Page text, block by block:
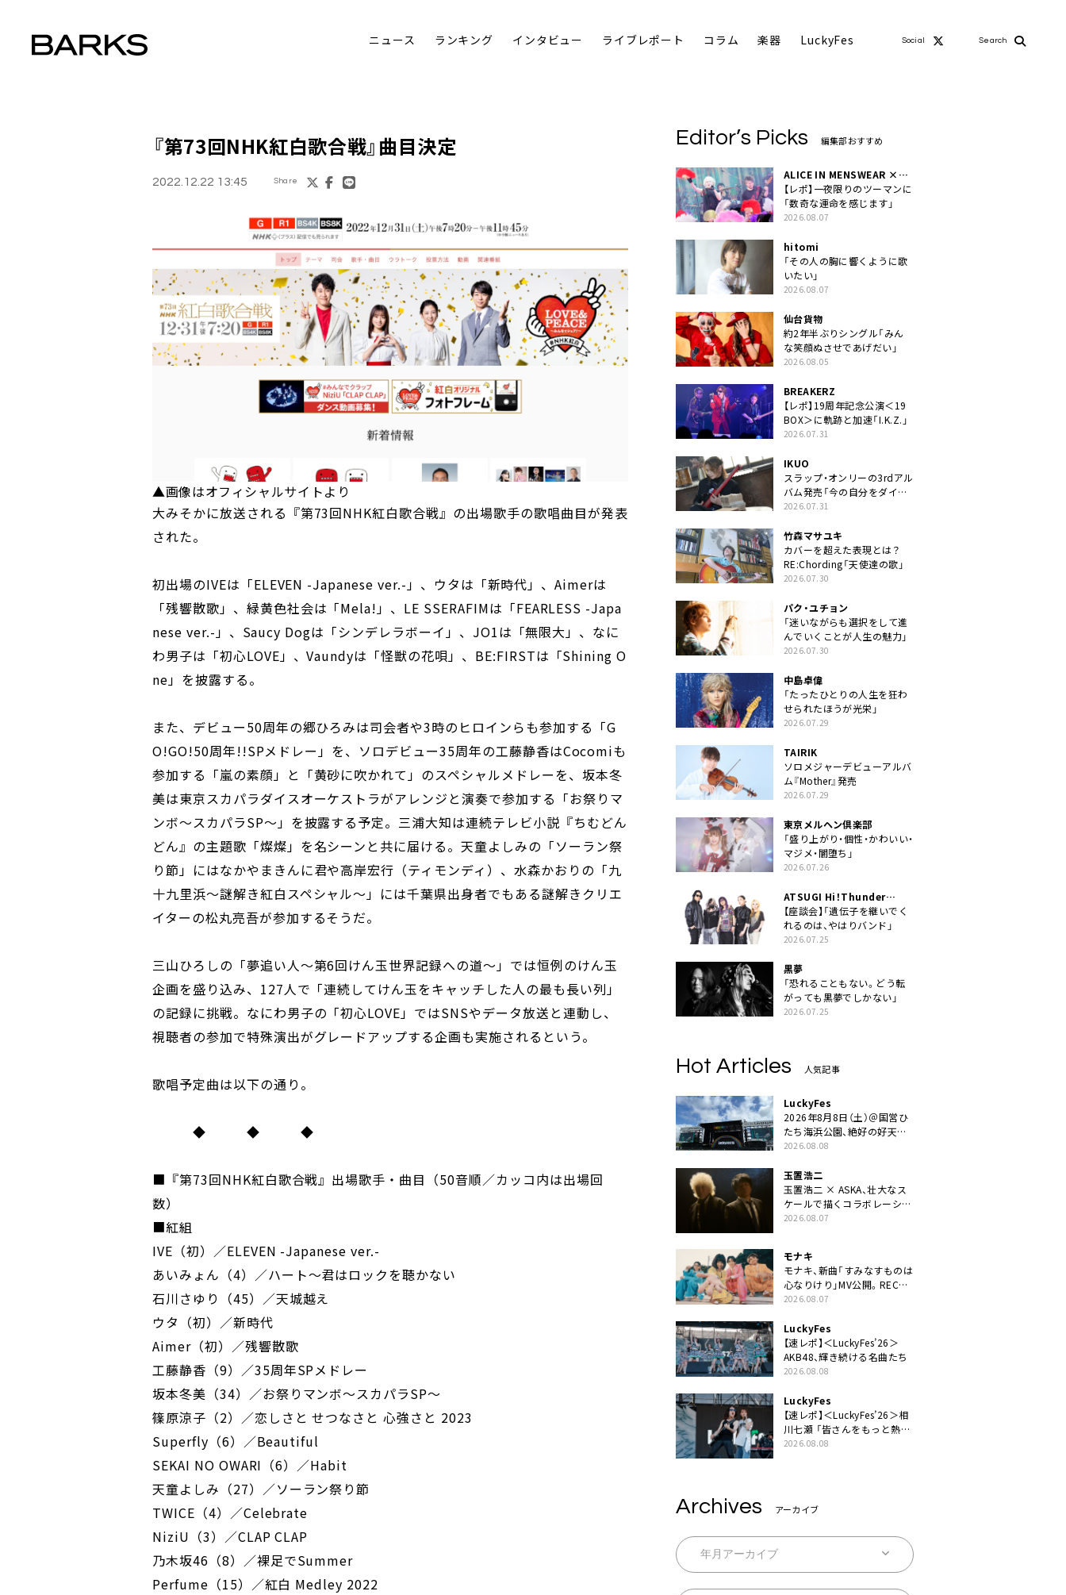
ニュース ランキング インタビュー ライブレポート コラム 楽器 LuckyFes Social Search
『第73回NHK紅白歌合戦』曲目決定
2022.12.22 13:45 Share
▲画像はオフィシャルサイトより
大みそかに放送される『第73回NHK紅白歌合戦』の出場歌手の歌唱曲目が発表
された。
初出場のIVEは「ELEVEN -Japanese ver.-」、ウタは「新時代」、Aimerは
「残響散歌」、緑黄色社会は「Mela!」、LE SSERAFIMは「FEARLESS -Japa
nese ver.-」、Saucy Dogは「シンデレラボーイ」、JO1は「無限大」、なに
わ男子は「初心LOVE」、Vaundyは「怪獣の花唄」、BE:FIRSTは「Shining O
ne」を披露する。
また、デビュー50周年の郷ひろみは司会者や3時のヒロインらも参加する「G
O!GO!50周年!!SPメドレー」を、ソロデビュー35周年の工藤静香はCocomiも
参加する「嵐の素顔」と「黄砂に吹かれて」のスペシャルメドレーを、坂本冬
美は東京スカパラダイスオーケストラがアレンジと演奏で参加する「お祭りマ
ンボ～スカパラSP～」を披露する予定。三浦大知は連続テレビ小説『ちむどん
どん』の主題歌「燦燦」を名シーンと共に届ける。天童よしみの「ソーラン祭
り節」にはなかやまきんに君や高岸宏行（ティモンディ）、水森かおりの「九
十九里浜～謎解き紅白スペシャル～」には千葉県出身者でもある謎解きクリエ
イターの松丸亮吾が参加するそうだ。
三山ひろしの「夢追い人～第6回けん玉世界記録への道～」では恒例のけん玉
企画を盛り込み、127人で「連続してけん玉をキャッチした人の最も長い列」
の記録に挑戦。なにわ男子の「初心LOVE」ではSNSやデータ放送と連動し、
視聴者の参加で特殊演出がグレードアップする企画も実施されるという。
歌唱予定曲は以下の通り。
◆ ◆ ◆
■『第73回NHK紅白歌合戦』出場歌手・曲目（50音順／カッコ内は出場回
数）
■紅組
IVE（初）／ELEVEN -Japanese ver.-
あいみょん（4）／ハート～君はロックを聴かない
石川さゆり（45）／天城越え
ウタ（初）／新時代
Aimer（初）／残響散歌
工藤静香（9）／35周年SPメドレー
坂本冬美（34）／お祭りマンボ～スカパラSP～
篠原涼子（2）／恋しさと せつなさと 心強さと 2023
Superfly（6）／Beautiful
SEKAI NO OWARI（6）／Habit
天童よしみ（27）／ソーラン祭り節
TWICE（4）／Celebrate
NiziU（3）／CLAP CLAP
乃木坂46（8）／裸足でSummer
Perfume（15）／紅白 Medley 2022
Editor’s Picks 編集部おすすめ
ALICE IN MENSWEAR ×
MASCHERA
【レポ】一夜限りのツーマンに
「数奇な運命を感じます」
2026.08.07
hitomi
「その人の胸に響くように歌
いたい」
2026.08.07
仙台貨物
約2年半ぶりシングル「みん
な笑顔ぬさせであげだい」
2026.08.05
BREAKERZ
【レポ】19周年記念公演＜19
BOX＞に軌跡と加速「I.K.Z.」
2026.07.31
IKUO
スラップ・オンリーの3rdアル
バム発売「今の自分をダイレ
クトに」
2026.07.31
竹森マサユキ
カバーを超えた表現とは？
RE:Chording「天使達の歌」
2026.07.30
パク・ユチョン
「迷いながらも選択をして進
んでいくことが人生の魅力」
2026.07.30
中島卓偉
「たったひとりの人生を狂わ
せられたほうが光栄」
2026.07.29
TAIRIK
ソロメジャーデビューアルバ
ム『Mother』発売
2026.07.29
東京メルヘン倶楽部
「盛り上がり・個性・かわいい・
マジメ・闇堕ち」
2026.07.26
ATSUGI Hi！Thunder
Rock Festival
【座談会】「遺伝子を継いでく
れるのは、やはりバンド」
2026.07.25
黒夢
「恐れることもない。どう転
がっても黒夢でしかない」
2026.07.25
Hot Articles 人気記事
LuckyFes
2026年8月8日（土）＠国営ひ
たち海浜公園、絶好の好天の
中＜LuckyFes’26＞開幕
2026.08.08
玉置浩二
玉置浩二 × ASKA、壮大なス
ケールで描くコラボレーショ
ン曲「音銀河」リリース決定。
2026.08.07
モナキ
モナキ、新曲「すみなすものは
心なりけり」MV公開。RECの
ギターにEvery Little Thing・
2026.08.07
LuckyFes
【速レポ】＜LuckyFes’26＞
AKB48、輝き続ける名曲たち
2026.08.08
LuckyFes
【速レポ】＜LuckyFes’26＞相
川七瀬 「皆さんをもっと熱
く、熱く、熱く盛り上げていき
2026.08.08
Archives アーカイブ